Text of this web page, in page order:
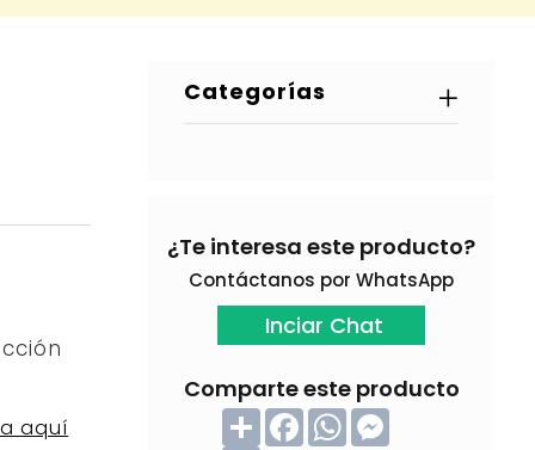
aquí
Categorías
¿Te interesa este producto?
Contáctanos por WhatsApp
Inciar Chat
Comparte este producto
C
o
F
a
W
h
M